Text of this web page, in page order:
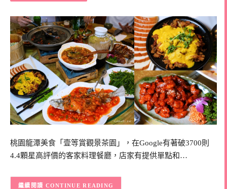
桃園龍潭美食「壹等賞觀景茶園」，在Google有著破3700則
4.4顆星高評價的客家料理餐廳，店家有提供單點和…
CONTINUE READING